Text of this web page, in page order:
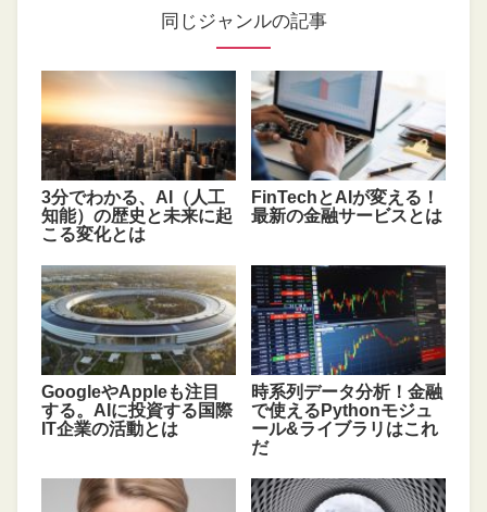
同じジャンルの記事
3分でわかる、AI（人工
知能）の歴史と未来に起
こる変化とは
FinTechとAIが変える！
最新の金融サービスとは
GoogleやAppleも注目
する。AIに投資する国際
IT企業の活動とは
時系列データ分析！金融
で使えるPythonモジュ
ール&ライブラリはこれ
だ